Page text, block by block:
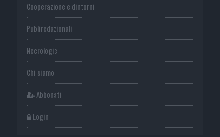
Cooperazione e dintorni
Publiredazionali
Necrologie
Chi siamo
Abbonati
Login